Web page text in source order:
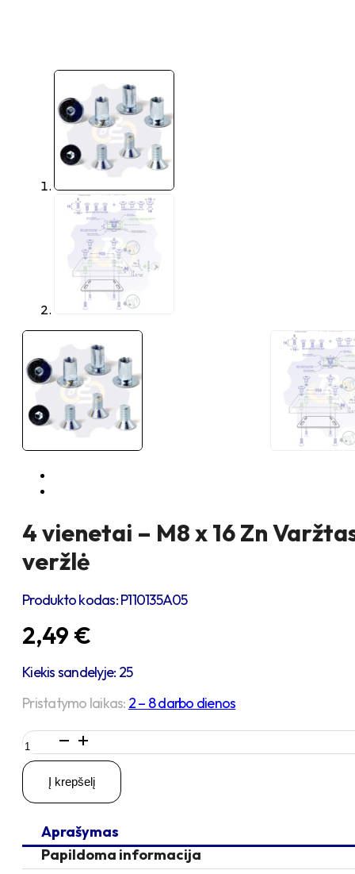
4 vienetai – M8 x 16 Zn
veržlė
Produkto kodas:P110135A05
2,49 €
Kiekis sandelyje: 25
Pristatymo laikas: 2 – 8 darbo dienos
produkto
kiekis:
4
vienetai
–
16
Zn
Į krepšelį
Aprašymas
Papildoma informacija